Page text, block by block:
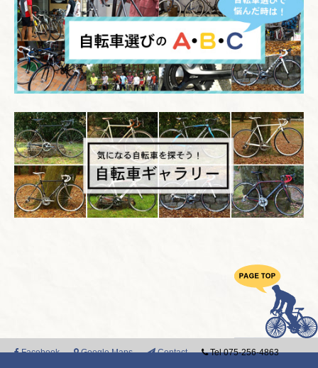
Facebook Google Maps Contact Tel 075-256-4863